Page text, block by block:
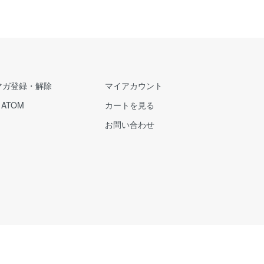
ガ登録・解除
ATOM
マイアカウント
カートを見る
お問い合わせ